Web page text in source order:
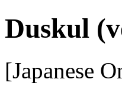
Duskul
[Japanese